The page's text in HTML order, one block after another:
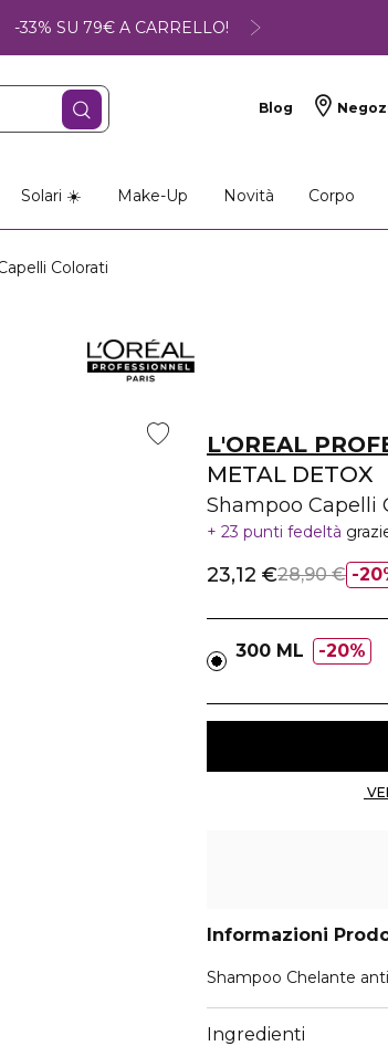
-33% SU 79€ A CARRELLO!
Blog
Solari ☀️ Make-Up Novità Corpo
Colorati
L'OREAL
METAL DETOX
Shampoo Capelli
23 punti fedeltà
23,12 €28,90 €
300 ML 20%
Informazioni
Shampoo Chelante
Ingredienti